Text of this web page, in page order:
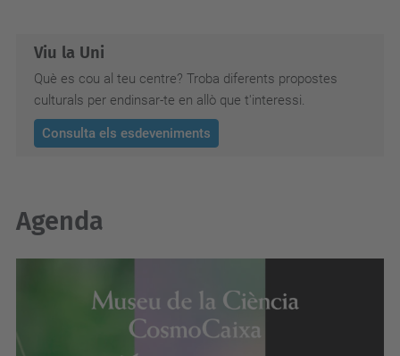
Viu la Uni
Què es cou al teu centre? Troba diferents propostes
culturals per endinsar-te en allò que t'interessi.
Consulta els esdeveniments
Agenda